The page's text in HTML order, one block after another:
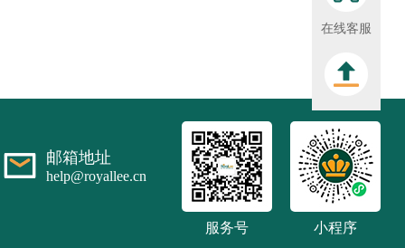
邮箱地址
help@royallee.cn
服务号 小程序
在线客服